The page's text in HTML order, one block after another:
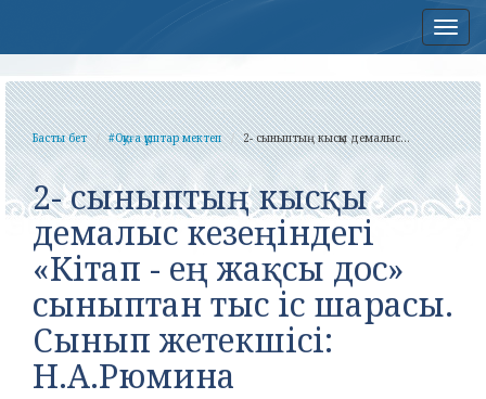
Басты бет #Оқуға құштар мектеп 2- сыныптың кысқы демалыс...
2- сыныптың кысқы
демалыс кезеңіндегі
«Кітап - ең жақсы дос»
сыныптан тыс іс шарасы.
Сынып жетекшісі:
Н.А.Рюмина